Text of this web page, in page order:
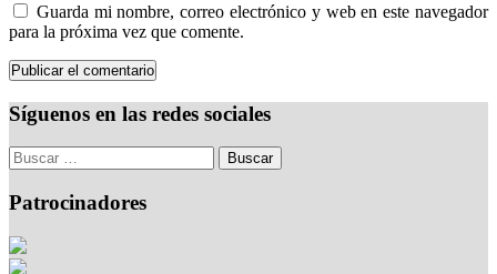
Guarda mi nombre, correo electrónico y web en este navegador
para la próxima vez que comente.
Síguenos en las redes sociales
Patrocinadores